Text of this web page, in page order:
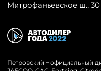
Митрофаньевское ш., 30
Петровский − официальный